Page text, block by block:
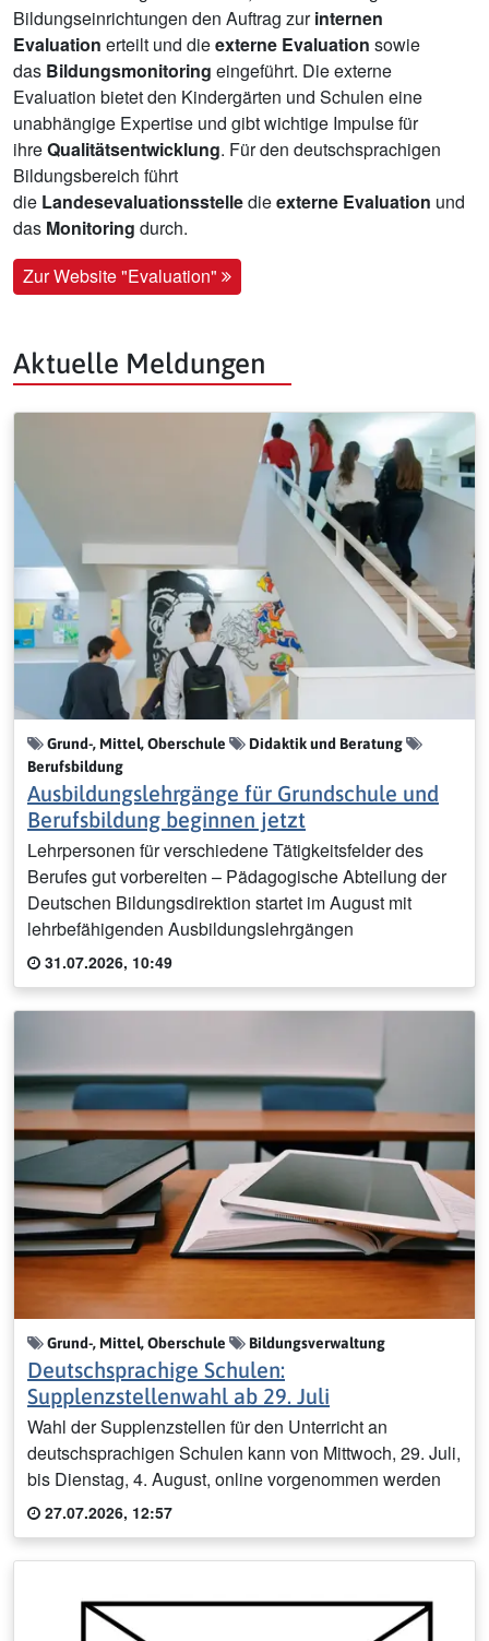
Bildungseinrichtungen den Auftrag zurinternen
Evaluation erteilt und dieexterne Evaluation sowie
das Bildungsmonitoring eingeführt. Die externe
Evaluation bietet den Kindergärten und Schulen eine
unabhängige Expertise und gibt wichtige Impulse für
ihreQualitätsentwicklung. Für den deutschsprachigen
Bildungsbereich führt
die Landesevaluationsstelledieexterne Evaluation und
das Monitoring durch.
Zur Website "Evaluation"
Aktuelle Meldungen
Grund-, Mittel, Oberschule
Didaktik und Beratung
Berufsbildung
Ausbildungslehrgänge für Grundschule und
Berufsbildung beginnen jetzt
Lehrpersonen für verschiedene Tätigkeitsfelder des
Berufes gut vorbereiten – Pädagogische Abteilung der
Deutschen Bildungsdirektion startet im August mit
lehrbefähigenden Ausbildungslehrgängen
31.07.2026, 10:49
Grund-, Mittel, Oberschule Bildungsverwaltung
Deutschsprachige Schulen:
Supplenzstellenwahl ab 29. Juli
Wahl der Supplenzstellen für den Unterricht an
deutschsprachigen Schulen kann von Mittwoch, 29. Juli,
bis Dienstag, 4. August, online vorgenommen werden
27.07.2026, 12:57